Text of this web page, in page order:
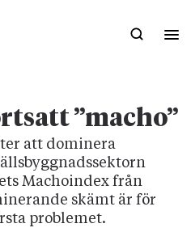
”macho”
att dominera
Machoindex från
skämt är för
problemet.